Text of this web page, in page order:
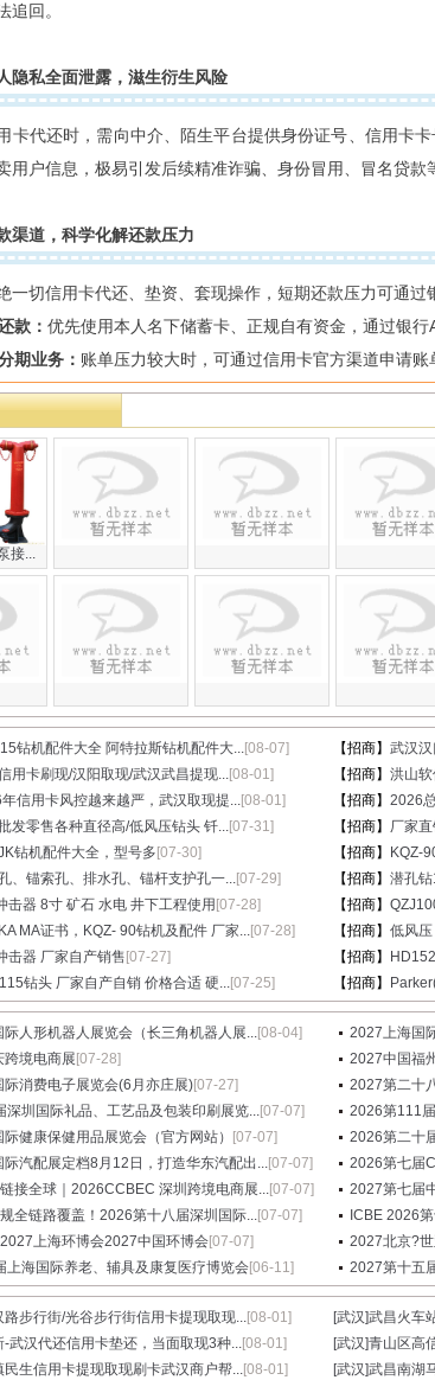
追回。
隐私全面泄露，滋生衍生风险
卡代还时，需向中介、陌生平台提供身份证号、信用卡
用户信息，极易引发后续精准诈骗、身份冒用、冒名贷款
渠道，科学化解还款压力
一切信用卡代还、垫资、套现操作，短期还款压力可通过
款： 优先使用本人名下储蓄卡、正规自有资金，通过银
期业务： 账单压力较大时，可通过信用卡官方渠道申请
接...
钻机配件大全 阿特拉斯钻机配件大...[08-07] 【招商】 武汉
用卡刷现/汉阳取现/武汉武昌提现...[08-01] 【招商】 洪山
信用卡风控越来越严，武汉取现提...[08-01] 【招商】 2026
发零售各种直径高/低风压钻头 钎...[07-31] 【招商】 厂家
钻机配件大全，型号多 [07-30] 【招商】 KQZ-
、锚索孔、排水孔、锚杆支护孔一...[07-29] 【招商】 潜孔
击器 8寸 矿石 水电 井下工程使用 [07-28] 【招商】
MA证书，KQZ- 90钻机及配件 厂家...[07-28] 【招商】 低风
击器 厂家自产销售 [07-27] 【招商】
钻头 厂家自产自销 价格合适 硬...[07-25] 【招商】
人形机器人展览会（长三角机器人展...[08-04] 2027上海国
境电商展 [07-28] 2027中国福
消费电子展览会(6月亦庄展)[07-27] 2027第二十
深圳国际礼品、工艺品及包装印刷展览...[07-07] 2026第111
健康保健用品展览会（官方网站）
[07-07] 2026第二十
汽配展定档8月12日，打造华东汽配出...[07-07] 2026第七届
接全球｜2026CCBEC 深圳跨境电商展...[07-07] 2027第七届
全链路覆盖！2026第十八届深圳国际...[07-07] ICBE 2026
上海环博会2027中国环博会[07-07] 2027北京?
上海国际养老、辅具及康复医疗博览会[06-11] 2027第十五
路步行街/光谷步行街信用卡提现取现...[08-01] [武汉]武昌火车
-武汉代还信用卡垫还，当面取现3种...[08-01] [武汉]青山区高
民生信用卡提现取现刷卡武汉商户帮...[08-01] [武汉]武昌南湖